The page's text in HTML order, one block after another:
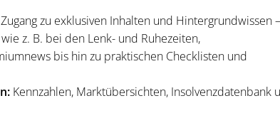
Zugang zu exklusiven Inhalten und Hintergrundwissen
z. B. bei den Lenk- und Ruhezeiten,
bis hin zu praktischen Checklisten und
Kennzahlen, Marktübersichten, Insolvenzdatenbank